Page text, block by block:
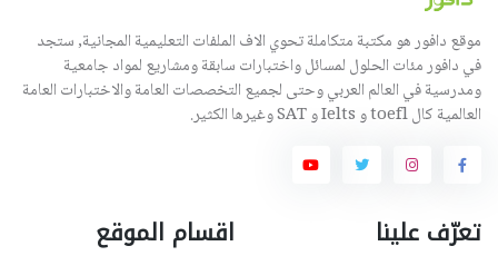
موقع دافور هو مكتبة متكاملة تحوي الاف الملفات التعليمية المجانية, ستجد
في دافور مئات الحلول لمسائل واختبارات سابقة ومشاريع لمواد جامعية
ومدرسية في العالم العربي وحتى لجميع التخصصات العامة والاختبارات العامة
العالمية كال toefl و Ielts و SAT وغيرها الكثير.
تعرّف علينا اقسام الموقع